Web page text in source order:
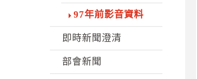
97年前影音資料
即時新聞澄清
部會新聞